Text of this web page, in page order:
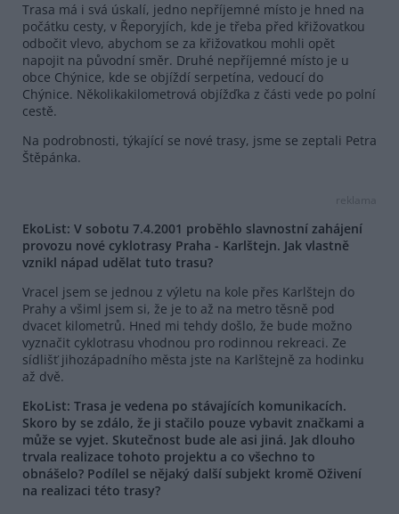
Trasa má i svá úskalí, jedno nepříjemné místo je hned na
počátku cesty, v Řeporyjích, kde je třeba před křižovatkou
odbočit vlevo, abychom se za křižovatkou mohli opět
napojit na původní směr. Druhé nepříjemné místo je u
obce Chýnice, kde se objíždí serpetína, vedoucí do
Chýnice. Několikakilometrová objížďka z části vede po polní
cestě.
Na podrobnosti, týkající se nové trasy, jsme se zeptali Petra
Štěpánka.
reklama
EkoList: V sobotu 7.4.2001 proběhlo slavnostní zahájení
provozu nové cyklotrasy Praha - Karlštejn. Jak vlastně
vznikl nápad udělat tuto trasu?
Vracel jsem se jednou z výletu na kole přes Karlštejn do
Prahy a všiml jsem si, že je to až na metro těsně pod
dvacet kilometrů. Hned mi tehdy došlo, že bude možno
vyznačit cyklotrasu vhodnou pro rodinnou rekreaci. Ze
sídlišť jihozápadního města jste na Karlštejně za hodinku
až dvě.
EkoList: Trasa je vedena po stávajících komunikacích.
Skoro by se zdálo, že ji stačilo pouze vybavit značkami a
může se vyjet. Skutečnost bude ale asi jiná. Jak dlouho
trvala realizace tohoto projektu a co všechno to
obnášelo? Podílel se nějaký další subjekt kromě Oživení
na realizaci této trasy?